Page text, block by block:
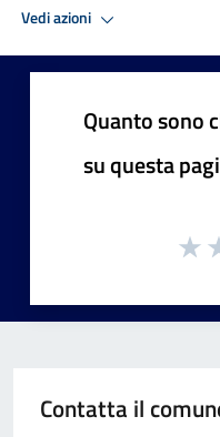
Vedi azioni
Quanto sono
su questa
Contatta il